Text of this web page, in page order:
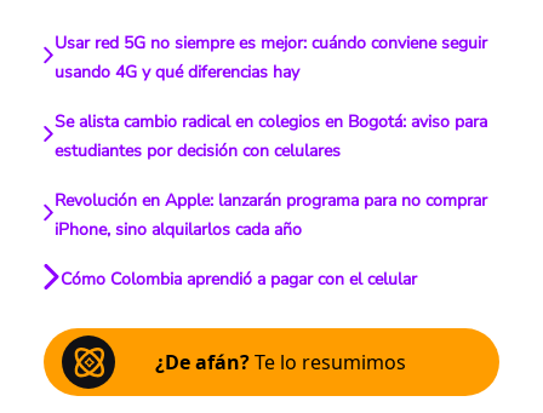
Usar red 5G no siempre es mejor: cuándo conviene seguir
usando 4G y qué diferencias hay
Se alista cambio radical en colegios en Bogotá: aviso para
estudiantes por decisión con celulares
Revolución en Apple: lanzarán programa para no comprar
iPhone, sino alquilarlos cada año
Cómo Colombia aprendió a pagar con el celular
¿De afán?Te lo resumimos